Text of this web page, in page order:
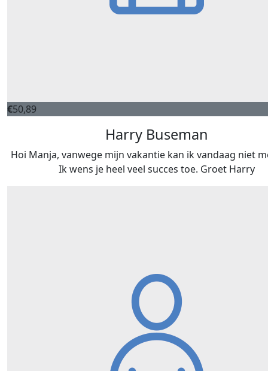
€50,89
Harry Buseman
Hoi Manja, vanwege mijn vakantie kan ik vandaag niet
Ik wens je heel veel succes toe. Groet Harry